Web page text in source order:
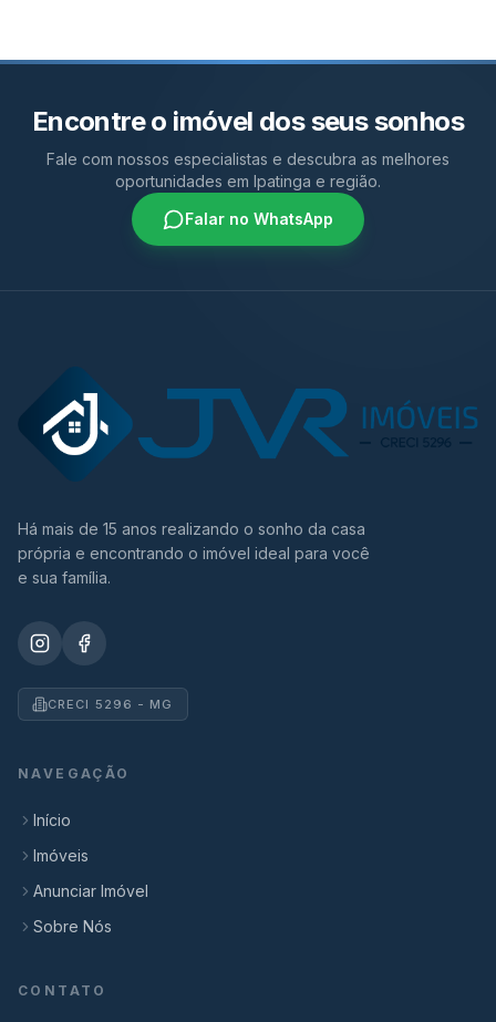
Encontre o imóvel dos seus sonhos
Fale com nossos especialistas e descubra as melhores
oportunidades em Ipatinga e região.
Falar no WhatsApp
Há mais de 15 anos realizando o sonho da casa
própria e encontrando o imóvel ideal para você
e sua família.
CRECI 5296 - MG
NAVEGAÇÃO
Início
Imóveis
Anunciar Imóvel
Sobre Nós
CONTATO